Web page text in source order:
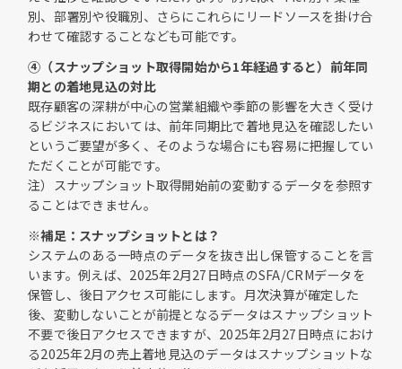
別、部署別や役職別、さらにこれらにリードソースを掛け合
わせて確認することなども可能です。
④（スナップショット取得開始から1年経過すると）前年同
期との着地見込の対比
既存顧客の深耕が中心の営業組織や季節の影響を大きく受け
るビジネスにおいては、前年同期比で着地見込を確認したい
というご要望が多く、そのような場合にも容易に把握してい
ただくことが可能です。
注）スナップショット取得開始前の変動するデータを参照す
ることはできません。
※補足：スナップショットとは？
システムのある一時点のデータを抜き出し保管することを言
います。例えば、2025年2月27日時点のSFA/CRMデータを
保管し、後日アクセス可能にします。月次決算が確定した
後、変動しないことが前提となるデータはスナップショット
不要で後日アクセスできますが、2025年2月27日時点におけ
る2025年2月の売上着地見込のデータはスナップショットな